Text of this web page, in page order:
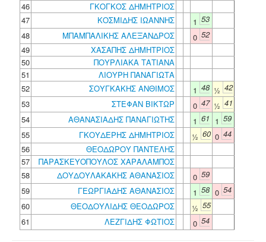
46
ΓΚΟΓΚΟΣ ΔΗΜΗΤΡΙΟΣ
47
ΚΟΣΜΙΔΗΣ ΙΩΑΝΝΗΣ 1 53
48
ΜΠΑΜΠΑΛΙΚΗΣ ΑΛΕΞΑΝΔΡΟΣ 0 52
49
ΧΑΣΑΠΗΣ ΔΗΜΗΤΡΙΟΣ
50
ΠΟΥΡΛΙΑΚΑ ΤΑΤΙΑΝΑ
51
ΛΙΟΥΡΗ ΠΑΝΑΓΙΩΤΑ
52
ΣΟΥΓΚΑΚΗΣ ΑΝΘΙΜΟΣ 1 48 ½ 42
53
ΣΤΕΦΑΝ ΒΙΚΤΩΡ 0 47 ½ 41
54
ΑΘΑΝΑΣΙΑΔΗΣ ΠΑΝΑΓΙΩΤΗΣ 1 61 1 59
55
ΓΚΟΥΔΕΡΗΣ ΔΗΜΗΤΡΙΟΣ ½ 60 0 44
56
ΘΕΟΔΩΡΟΥ ΠΑΝΤΕΛΗΣ
57
ΠΑΡΑΣΚΕΥΟΠΟΥΛΟΣ ΧΑΡΑΛΑΜΠΟΣ
58
ΔΟΥΔΟΥΛΑΚΑΚΗΣ ΑΘΑΝΑΣΙΟΣ 0 59
59
ΓΕΩΡΓΙΑΔΗΣ ΑΘΑΝΑΣΙΟΣ 1 58 0 54
60
ΘΕΟΔΟΥΛΙΔΗΣ ΘΕΟΔΩΡΟΣ ½ 55
61
ΛΕΖΓΙΔΗΣ ΦΩΤΙΟΣ 0 54